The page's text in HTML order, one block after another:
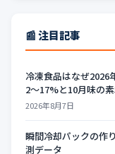
📰 注目記事
冷凍食品はなぜ2026
2〜17%と10月味の
2026年8月7日
瞬間冷却パックの作
測データ